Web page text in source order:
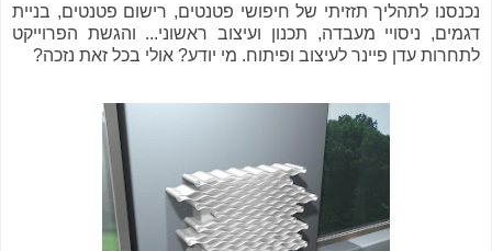
נכנסנו לתהליך תזזיתי של חיפושי פטנטים, רישום פטנטים, בניית
דגמים, ניסויי מעבדה, תכנון ועיצוב ראשוני... והגשת הפרוייקט
לתחרות עדן פיינר לעיצוב ופיתוח. מי יודע? אולי בכל זאת נזכה?